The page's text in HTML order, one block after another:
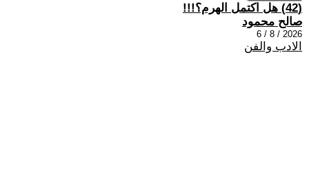
(42) هل اكتمل الهرم؟!!!
صالح محمود
2026 / 8 / 6
الادب والفن